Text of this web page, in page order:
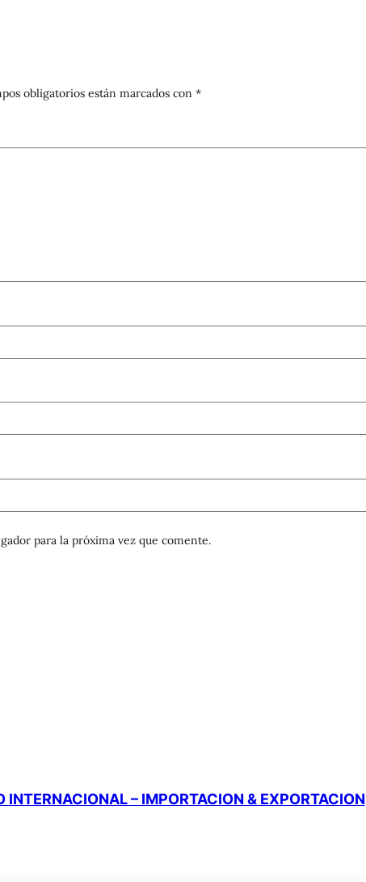
obligatorios están marcados con *
para la próxima vez que comente.
INTERNACIONAL – IMPORTACION & EXPORTACION